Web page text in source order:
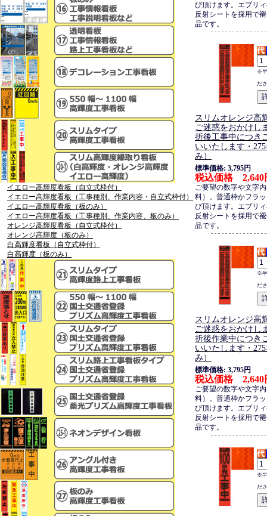
イエロー高輝度看板（自立式枠付）
イエロー高輝度看板（工事種別、作業内容・自立式枠付）
イエロー高輝度看板（板のみ）
イエロー高輝度看板（工事種別、作業内容、板のみ）
オレンジ高輝度看板（自立式枠付）
オレンジ高輝度（板のみ）
白高輝度看板（自立式枠付）
白高輝度（板のみ）
び頂けます。エブリ
反射シートを採用で
品です。
※半
だ
スリムオレンジ高
ご迷惑をおかけし
折後工事中につき
いいたします・
み）
標準価格: 3,795円
税込価格 2,640
ご要望の数字や文字
料）。普通枠かフラ
び頂けます。エブリ
反射シートを採用で
品です。
※半
だ
スリムオレンジ高
ご迷惑をおかけし
折後作業中につき
いいたします・
み）
標準価格: 3,795円
税込価格 2,640
ご要望の数字や文字
料）。普通枠かフラ
び頂けます。エブリ
反射シートを採用で
品です。
※半
だ